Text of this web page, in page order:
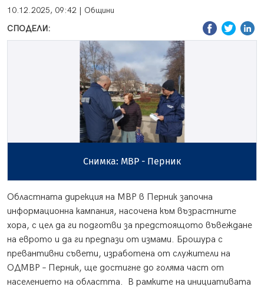
10.12.2025, 09:42 | Общини
СПОДЕЛИ:
Снимка: МВР - Перник
Областната дирекция на МВР в Перник започна
информационна кампания, насочена към възрастните
хора, с цел да ги подготви за предстоящото въвеждане
на еврото и да ги предпази от измами. Брошура с
превантивни съвети, изработена от служители на
ОДМВР – Перник, ще достигне до голяма част от
населението на областта. В рамките на инициативата